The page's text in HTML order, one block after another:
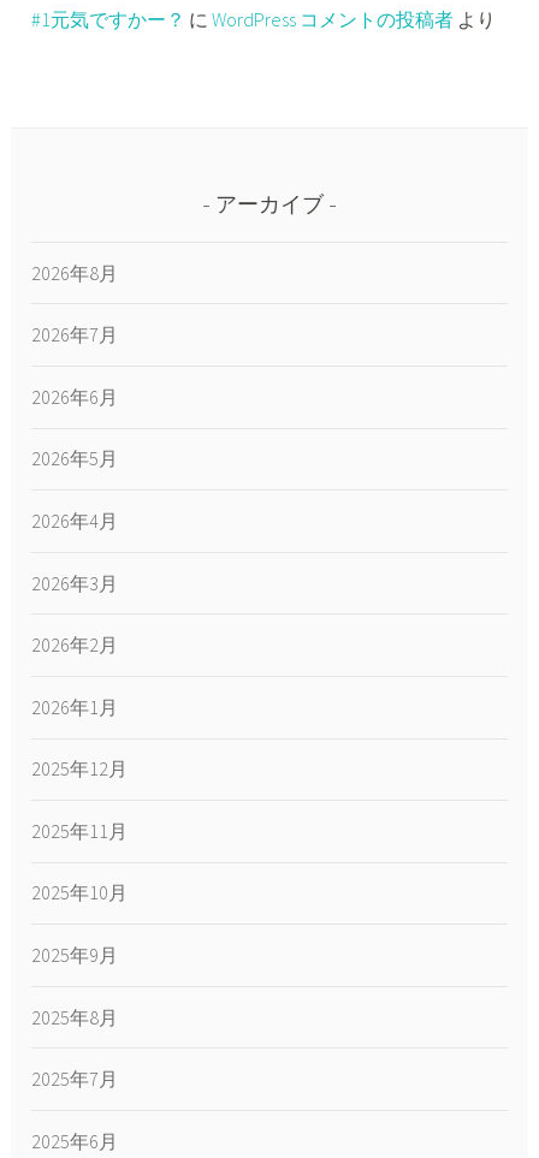
#1元気ですかー？ にWordPress コメントの投稿者 より
アーカイブ
2026年8月
2026年7月
2026年6月
2026年5月
2026年4月
2026年3月
2026年2月
2026年1月
2025年12月
2025年11月
2025年10月
2025年9月
2025年8月
2025年7月
2025年6月